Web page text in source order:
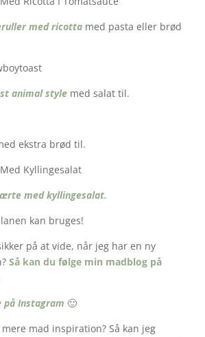
med ricotta med pasta eller brød
animal style med salat til.
ekstra brød til.
med kyllingesalat.
kan bruges!
på at vide, når jeg har en ny
Så kan du følge min madblog på
på Instagram 🙂
mad inspiration? Så kan jeg